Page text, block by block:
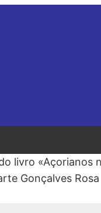
livro «Açorianos
Gonçalves Rosa